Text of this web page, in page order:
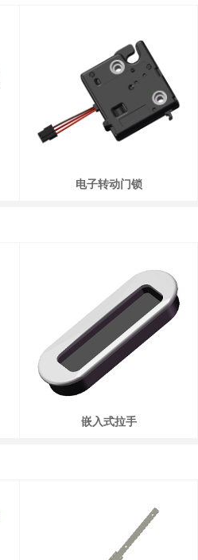
电子转动门锁
嵌入式拉手